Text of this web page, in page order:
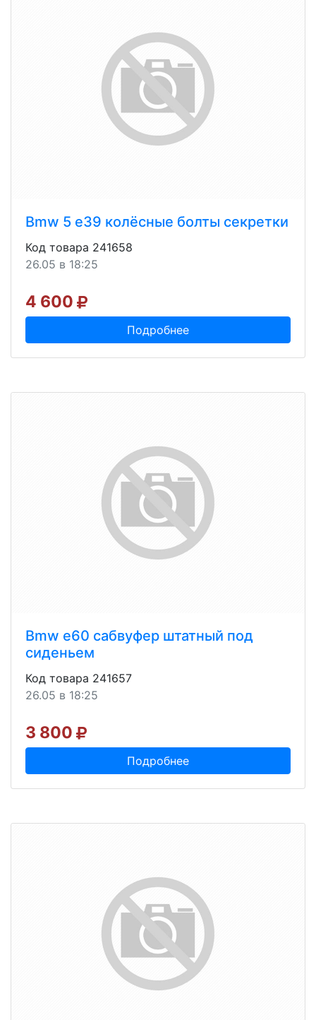
Bmw 5 e39 колёсные болты секретки
Код товара 241658
26.05 в 18:25
4 600
Подробнее
Bmw e60 сабвуфер штатный под
сиденьем
Код товара 241657
26.05 в 18:25
3 800
Подробнее